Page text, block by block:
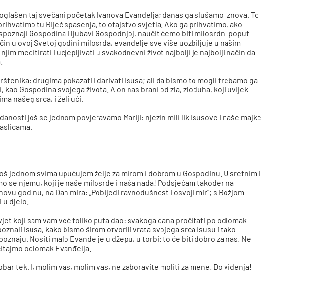
taj svečani početak Ivanova Evanđelja; danas ga slušamo iznova. To
tu Riječ spasenja, to otajstvo svjetla. Ako ga prihvatimo, ako
Gospodina i ljubavi Gospodnjoj, naučit ćemo biti milosrdni poput
u ovoj Svetoj godini milosrđa, evanđelje sve više uozbiljuje u našim
meditirati i ucjepljivati u svakodnevni život najbolji je najbolji način da
drugima pokazati i darivati Isusa; ali da bismo to mogli trebamo ga
kao Gospodina svojega života. A on nas brani od zla, zloduha, koji uvijek
našeg srca, i želi ući.
još se jednom povjeravamo Mariji: njezin mili lik Isusove i naše majke
jednom svima upućujem želje za mirom i dobrom u Gospodinu. U sretnim i
se njemu, koji je naše milosrđe i naša nada! Podsjećam također na
godinu, na Dan mira: „Pobijedi ravnodušnost i osvoji mir"; s Božjom
djelo.
koji sam vam već toliko puta dao: svakoga dana pročitati po odlomak
Isusa, kako bismo širom otvorili vrata svojega srca Isusu i tako
Nositi malo Evanđelje u džepu, u torbi: to će biti dobro za nas. Ne
odlomak Evanđelja.
tek. I, molim vas, molim vas, ne zaboravite moliti za mene. Do viđenja!